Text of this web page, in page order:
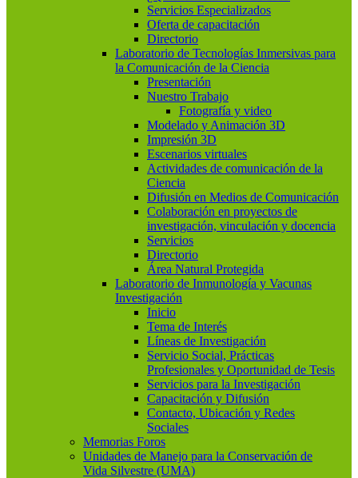
Servicios Especializados
Oferta de capacitación
Directorio
Laboratorio de Tecnologías Inmersivas para
la Comunicación de la Ciencia
Presentación
Nuestro Trabajo
Fotografía y video
Modelado y Animación 3D
Impresión 3D
Escenarios virtuales
Actividades de comunicación de la
Ciencia
Difusión en Medios de Comunicación
Colaboración en proyectos de
investigación, vinculación y docencia
Servicios
Directorio
Área Natural Protegida
Laboratorio de Inmunología y Vacunas
Investigación
Inicio
Tema de Interés
Líneas de Investigación
Servicio Social, Prácticas
Profesionales y Oportunidad de Tesis
Servicios para la Investigación
Capacitación y Difusión
Contacto, Ubicación y Redes
Sociales
Memorias Foros
Unidades de Manejo para la Conservación de
Vida Silvestre (UMA)